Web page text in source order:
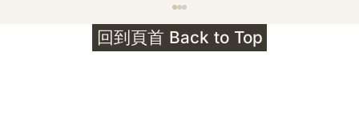
回到頁首 Back to Top